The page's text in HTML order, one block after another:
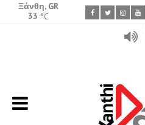
Ξάνθη, GR
33 °C